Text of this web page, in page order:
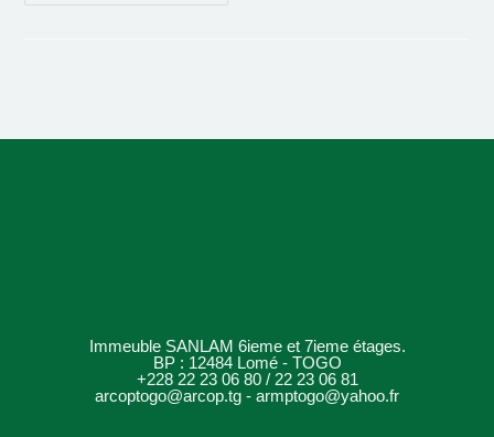
Immeuble SANLAM 6ieme et 7ieme étages.
BP : 12484 Lomé - TOGO
+228 22 23 06 80 / 22 23 06 81
arcoptogo@arcop.tg - armptogo@yahoo.fr